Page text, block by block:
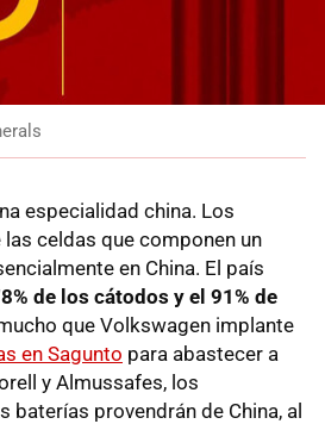
especialidad china. Los
las celdas que componen un
en China. El país
de los cátodos y el 91% de
que Volkswagen implante
en Sagunto para abastecer a
y Almussafes, los
baterías provendrán de China, al